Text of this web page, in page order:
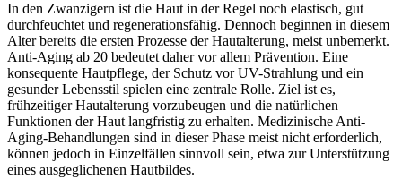
In den Zwanzigern ist die Haut in der Regel noch elastisch, gut
durchfeuchtet und regenerationsfähig. Dennoch beginnen in diesem
Alter bereits die ersten Prozesse der Hautalterung, meist unbemerkt.
Anti-Aging ab 20 bedeutet daher vor allem Prävention. Eine
konsequente Hautpflege, der Schutz vor UV-Strahlung und ein
gesunder Lebensstil spielen eine zentrale Rolle. Ziel ist es,
frühzeitiger Hautalterung vorzubeugen und die natürlichen
Funktionen der Haut langfristig zu erhalten. Medizinische Anti-
Aging-Behandlungen sind in dieser Phase meist nicht erforderlich,
können jedoch in Einzelfällen sinnvoll sein, etwa zur Unterstützung
eines ausgeglichenen Hautbildes.